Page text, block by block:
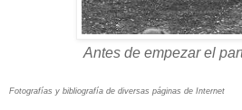
Antes de empezar el
Fotografías y bibliografía de diversas páginas de Internet